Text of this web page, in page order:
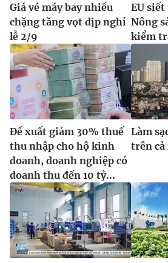
Giá vé máy bay nhiều
chặng tăng vọt dịp nghỉ
lễ 2/9
EU
Nông
kiểm
Đề xuất giảm 30% thuế
thu nhập cho hộ kinh
doanh, doanh nghiệp có
doanh thu đến 10 tỷ...
Làm
trên cả